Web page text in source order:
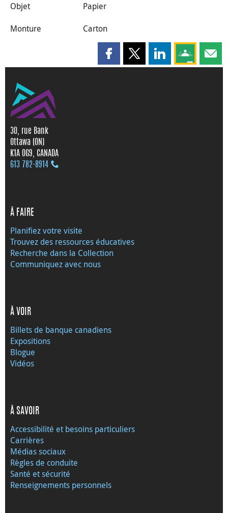
Objet
Papier
Monture
Carton
Partager cette page sur
Partager cette page sur X
Partager cette
Partagez
30, rue Bank
Ottawa (ON)
K1A 0G9, CANADA
613 782‑8914
À FAIRE
Planifiez votre visite
Trouvez des ressources éducatives
Recherche dans la Collection
Communiquez avec nous
À VOIR
Billets de banque canadiens
Expositions
Blogue
Vidéos
À SAVOIR
Accessibilité et besoins particuliers
Carrières
Médias sociaux
Règles de conduite
Santé et sécurité
Renseignements personnels